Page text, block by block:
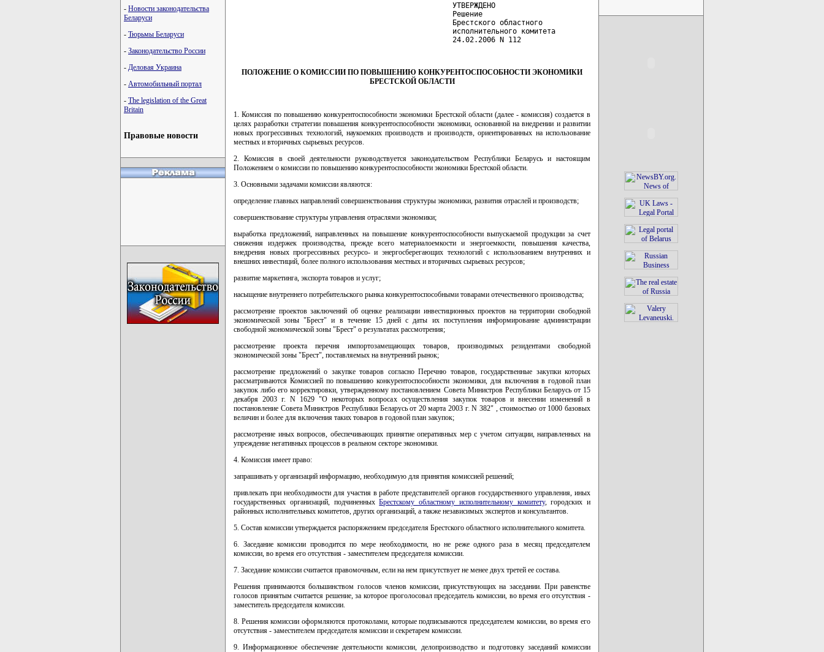
- Новости законодательства
Беларуси
- Тюрьмы Беларуси
- Законодательство России
- Деловая Украина
- Автомобильный портал
- The legislation of the Great
Britain
Правовые новости
                                                   УТВЕРЖДЕНО
                                                   Решение
                                                   Брестского областного
                                                   исполнительного комитета
                                                   24.02.2006 N 112
ПОЛОЖЕНИЕ О КОМИССИИ ПО ПОВЫШЕНИЮ КОНКУРЕНТОСПОСОБНОСТИ ЭКОНОМИКИ
БРЕСТСКОЙ ОБЛАСТИ
1. Комиссия по повышению конкурентоспособности экономики Брестской области (далее - комиссия) создается в
целях разработки стратегии повышения конкурентоспособности экономики, основанной на внедрении и развитии
новых прогрессивных технологий, наукоемких производств и производств, ориентированных на использование
местных и вторичных сырьевых ресурсов.
2. Комиссия в своей деятельности руководствуется законодательством Республики Беларусь и настоящим
Положением о комиссии по повышению конкурентоспособности экономики Брестской области.
3. Основными задачами комиссии являются:
определение главных направлений совершенствования структуры экономики, развития отраслей и производств;
совершенствование структуры управления отраслями экономики;
выработка предложений, направленных на повышение конкурентоспособности выпускаемой продукции за счет
снижения издержек производства, прежде всего материалоемкости и энергоемкости, повышения качества,
внедрения новых прогрессивных ресурсо- и энергосберегающих технологий с использованием внутренних и
внешних инвестиций, более полного использования местных и вторичных сырьевых ресурсов;
развитие маркетинга, экспорта товаров и услуг;
насыщение внутреннего потребительского рынка конкурентоспособными товарами отечественного производства;
рассмотрение проектов заключений об оценке реализации инвестиционных проектов на территории свободной
экономической зоны "Брест" и в течение 15 дней с даты их поступления информирование администрации
свободной экономической зоны "Брест" о результатах рассмотрения;
рассмотрение проекта перечня импортозамещающих товаров, производимых резидентами свободной
экономической зоны "Брест", поставляемых на внутренний рынок;
рассмотрение предложений о закупке товаров согласно Перечню товаров, государственные закупки которых
рассматриваются Комиссией по повышению конкурентоспособности экономики, для включения в годовой план
закупок либо его корректировки, утвержденному постановлением Совета Министров Республики Беларусь от 15
декабря 2003 г. N 1629 "О некоторых вопросах осуществления закупок товаров и внесении изменений в
постановление Совета Министров Республики Беларусь от 20 марта 2003 г. N 382" , стоимостью от 1000 базовых
величин и более для включения таких товаров в годовой план закупок;
рассмотрение иных вопросов, обеспечивающих принятие оперативных мер с учетом ситуации, направленных на
упреждение негативных процессов в реальном секторе экономики.
4. Комиссия имеет право:
запрашивать у организаций информацию, необходимую для принятия комиссией решений;
привлекать при необходимости для участия в работе представителей органов государственного управления, иных
государственных организаций, подчиненныхБрестскому областному исполнительному комитету, городских и
районных исполнительных комитетов, других организаций, а также независимых экспертов и консультантов.
5. Состав комиссии утверждается распоряжением председателя Брестского областного исполнительного комитета.
6. Заседание комиссии проводится по мере необходимости, но не реже одного раза в месяц председателем
комиссии, во время его отсутствия - заместителем председателя комиссии.
7. Заседание комиссии считается правомочным, если на нем присутствует не менее двух третей ее состава.
Решения принимаются большинством голосов членов комиссии, присутствующих на заседании. При равенстве
голосов принятым считается решение, за которое проголосовал председатель комиссии, во время его отсутствия -
заместитель председателя комиссии.
8. Решения комиссии оформляются протоколами, которые подписываются председателем комиссии, во время его
отсутствия - заместителем председателя комиссии и секретарем комиссии.
9. Информационное обеспечение деятельности комиссии, делопроизводство и подготовку заседаний комиссии